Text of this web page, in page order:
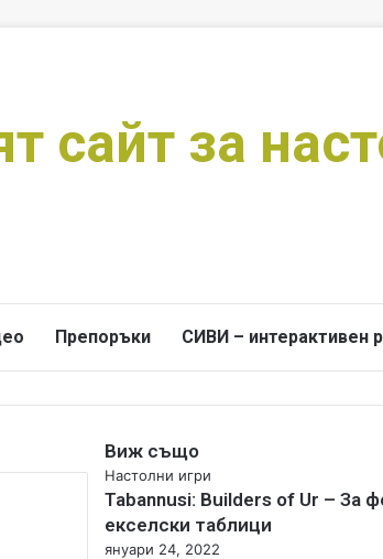
сайт за
Препоръки СИВИ – интерактивен
Виж също
C
l
o
s
Настолни игри
Tabannusi: Builders of Ur – За
екселски таблици
януари 24, 2022